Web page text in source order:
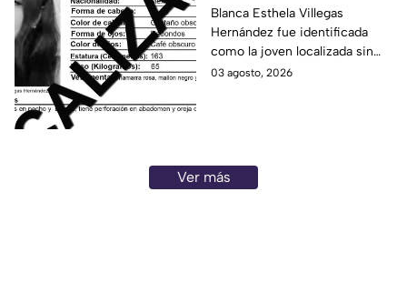
hallada s1n v1da en
Celaya, Guanajuato;
llevaba dos días
desaparecida
Blanca Esthela Villegas
Hernández fue identificada
como la joven localizada sin
vida en Celaya, Guanajuato,
03 agosto, 2026
Ver más